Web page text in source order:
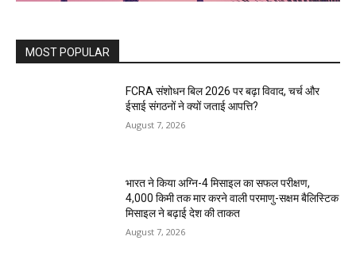
MOST POPULAR
FCRA संशोधन बिल 2026 पर बढ़ा विवाद, चर्च और
ईसाई संगठनों ने क्यों जताई आपत्ति?
August 7, 2026
भारत ने किया अग्नि-4 मिसाइल का सफल परीक्षण,
4,000 किमी तक मार करने वाली परमाणु-सक्षम बैलिस्टिक
मिसाइल ने बढ़ाई देश की ताकत
August 7, 2026